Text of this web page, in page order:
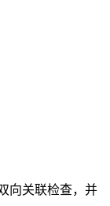
向关联检查，并